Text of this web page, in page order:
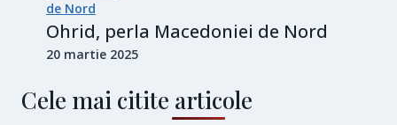
Ohrid, perla Macedoniei de Nord
20 martie 2025
Cele mai citite articole